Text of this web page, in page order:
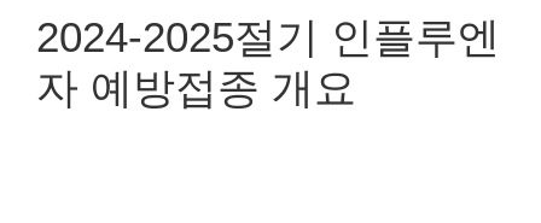
2024-2025절기 인플루엔
자 예방접종 개요